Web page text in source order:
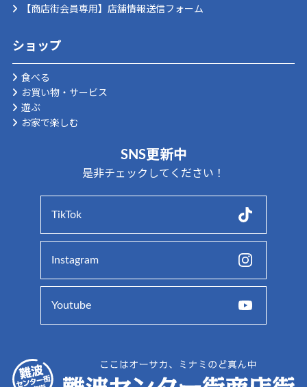
【商店街会員専用】店舗情報送信フォーム
ショップ
食べる
お買い物・サービス
遊ぶ
お家で楽しむ
SNS更新中
是非チェックしてください！
TikTok
Instagram
Youtube